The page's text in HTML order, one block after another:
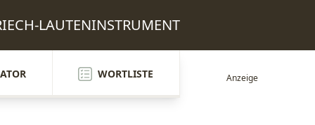
LAUTENINSTRUMENT
WORTLISTE